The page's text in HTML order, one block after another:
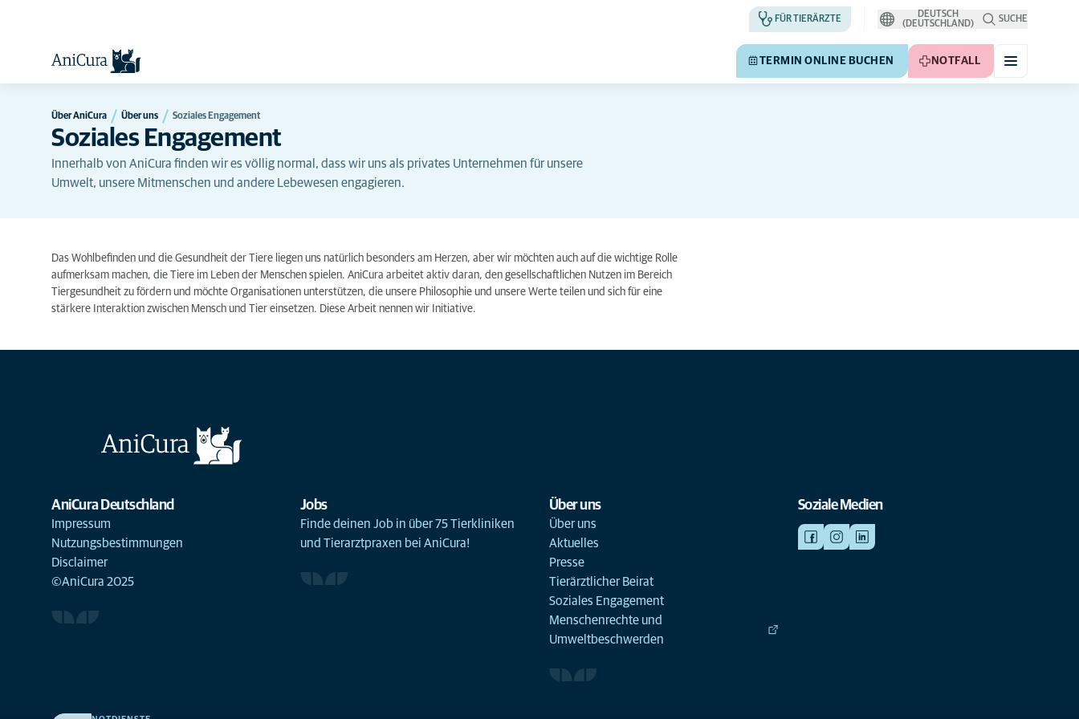
FÜR TIERÄRZTE
DEUTSCH
(DEUTSCHLAND)
SUCHE
TERMIN ONLINE BUCHEN NOTFALL
Über AniCura Über uns Soziales Engagement
Soziales Engagement
Innerhalb von AniCura finden wir es völlig normal, dass wir uns als privates Unternehmen für unsere
Umwelt, unsere Mitmenschen und andere Lebewesen engagieren.
Das Wohlbefinden und die Gesundheit der Tiere liegen uns natürlich besonders am Herzen, aber wir möchten auch auf die wichtige Rolle
aufmerksam machen, die Tiere im Leben der Menschen spielen. AniCura arbeitet aktiv daran, den gesellschaftlichen Nutzen im Bereich
Tiergesundheit zu fördern und möchte Organisationen unterstützen, die unsere Philosophie und unsere Werte teilen und sich für eine
stärkere Interaktion zwischen Mensch und Tier einsetzen. Diese Arbeit nennen wir Initiative.
AniCura Deutschland
Impressum
Nutzungsbestimmungen
Disclaimer
©AniCura 2025
Jobs
Finde deinen Job in über 75 Tierkliniken
und Tierarztpraxen bei AniCura!
Über uns
Über uns
Aktuelles
Presse
Tierärztlicher Beirat
Soziales Engagement
Menschenrechte und
Umweltbeschwerden
Soziale Medien